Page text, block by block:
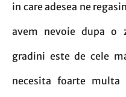
in care adesea ne
avem nevoie dupa o
gradini este de cele
necesita foarte multa